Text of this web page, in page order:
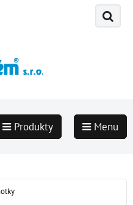
Produkty Menu